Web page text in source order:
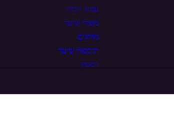
עמוד הבית
מוצרי שיער
מותגים
תוספות שיער
המגזין